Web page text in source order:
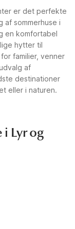
er det perfekte
sommerhuse i
en komfortabel
hytter til
familier, venner
af
destinationer
eller i naturen.
Lyr og